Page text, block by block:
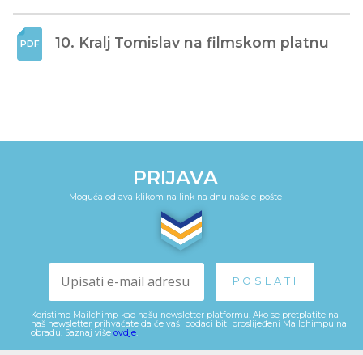
10. Kralj Tomislav na filmskom platnu
PRIJAVA
Moguća odjava klikom na link na dnu naše e-pošte
Koristimo Mailchimp kao našu newsletter platformu. Ako se pretplatite na
naš newsletter prihvaćate da će vaši podaci biti proslijeđeni Mailchimpu na
obradu. Saznaj više ovdje